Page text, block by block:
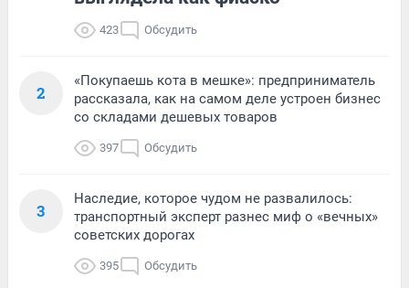
423 Обсудить
2
«Покупаешь кота в мешке»: предприниматель
рассказала, как на самом деле устроен бизнес
со складами дешевых товаров
397 Обсудить
3
Наследие, которое чудом не развалилось:
транспортный эксперт разнес миф о «вечных»
советских дорогах
395 Обсудить